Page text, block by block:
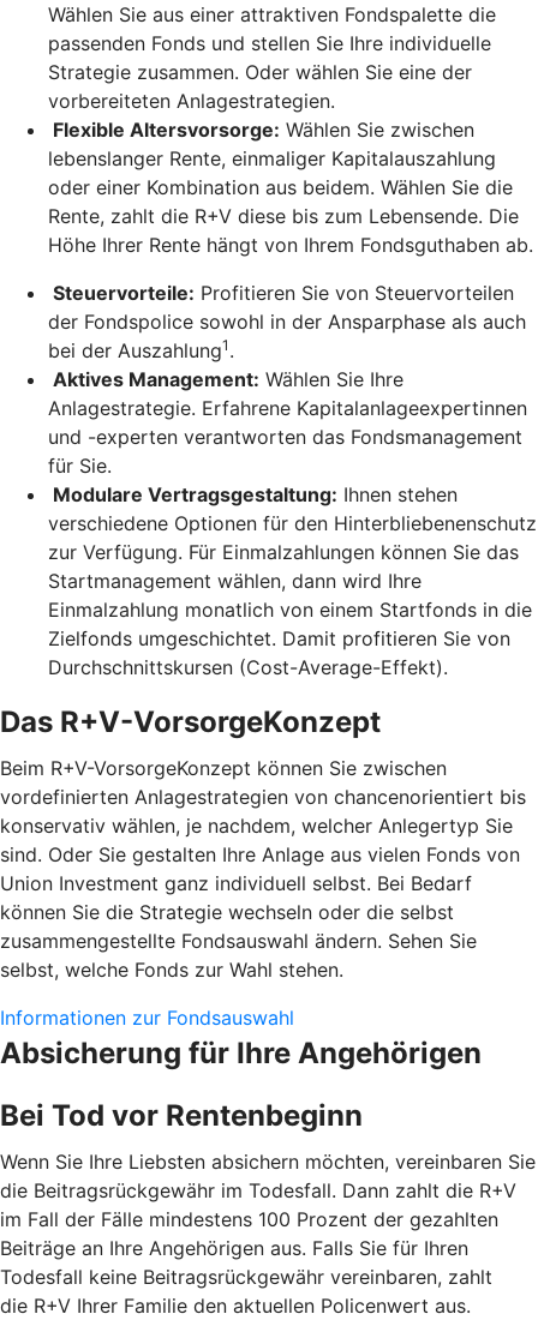
Wählen Sie aus einer attraktiven Fondspalette die
passenden Fonds und stellen Sie Ihre individuelle
Strategie zusammen. Oder wählen Sie eine der
vorbereiteten Anlagestrategien.
Flexible Altersvorsorge: Wählen Sie zwischen
lebenslanger Rente, einmaliger Kapitalauszahlung
oder einer Kombination aus beidem. Wählen Sie die
Rente, zahlt die R+V diese bis zum Lebensende. Die
Höhe Ihrer Rente hängt von Ihrem Fondsguthaben ab.
Steuervorteile: Profitieren Sie von Steuervorteilen
der Fondspolice sowohl in der Ansparphase als auch
bei der Auszahlung1 .
Aktives Management: Wählen Sie Ihre
Anlagestrategie. Erfahrene Kapitalanlageexpertinnen
und -experten verantworten das Fondsmanagement
für Sie.
Modulare Vertragsgestaltung: Ihnen stehen
verschiedene Optionen für den Hinterbliebenenschutz
zur Verfügung. Für Einmalzahlungen können Sie das
Startmanagement wählen, dann wird Ihre
Einmalzahlung monatlich von einem Startfonds in die
Zielfonds umgeschichtet. Damit profitieren Sie von
Durchschnittskursen (Cost-Average-Effekt).
Das R+V-VorsorgeKonzept
Beim R+V-VorsorgeKonzept können Sie zwischen
vordefinierten Anlagestrategien von chancenorientiert bis
konservativ wählen, je nachdem, welcher Anlegertyp Sie
sind. Oder Sie gestalten Ihre Anlage aus vielen Fonds von
Union Investment ganz individuell selbst. Bei Bedarf
können Sie die Strategie wechseln oder die selbst
zusammengestellte Fondsauswahl ändern. Sehen Sie
selbst, welche Fonds zur Wahl stehen.
Informationen zur Fondsauswahl
Absicherung für Ihre Angehörigen
Bei Tod vor Rentenbeginn
Wenn Sie Ihre Liebsten absichern möchten, vereinbaren Sie
die Beitragsrückgewähr im Todesfall. Dann zahlt die R+V
im Fall der Fälle mindestens 100 Prozent der gezahlten
Beiträge an Ihre Angehörigen aus. Falls Sie für Ihren
Todesfall keine Beitragsrückgewähr vereinbaren, zahlt
die R+V Ihrer Familie den aktuellen Policenwert aus.